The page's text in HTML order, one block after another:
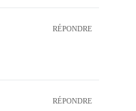
RÉPONDRE
RÉPONDRE